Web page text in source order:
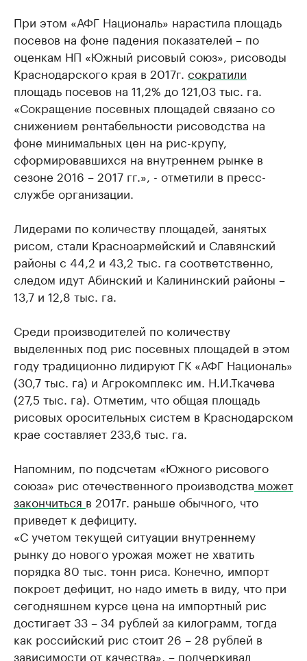
При этом «АФГ Националь» нарастила площадь
посевов на фоне падения показателей – по
оценкам НП «Южный рисовый союз», рисоводы
Краснодарского края в 2017г. сократили
площадь посевов на 11,2% до 121,03 тыс. га.
«Сокращение посевных площадей связано со
снижением рентабельности рисоводства на
фоне минимальных цен на рис-крупу,
сформировавшихся на внутреннем рынке в
сезоне 2016 – 2017 гг.», - отметили в пресс-
службе организации.
Лидерами по количеству площадей, занятых
рисом, стали Красноармейский и Славянский
районы с 44,2 и 43,2 тыс. га соответственно,
следом идут Абинский и Калининский районы –
13,7 и 12,8 тыс. га.
Среди производителей по количеству
выделенных под рис посевных площадей в этом
году традиционно лидируют ГК «АФГ Националь»
(30,7 тыс. га) и Агрокомплекс им. Н.И.Ткачева
(27,5 тыс. га). Отметим, что общая площадь
рисовых оросительных систем в Краснодарском
крае составляет 233,6 тыс. га.
Напомним, по подсчетам «Южного рисового
союза» рис отечественного производства может
закончиться в 2017г. раньше обычного, что
приведет к дефициту.
«С учетом текущей ситуации внутреннему
рынку до нового урожая может не хватить
порядка 80 тыс. тонн риса. Конечно, импорт
покроет дефицит, но надо иметь в виду, что при
сегодняшнем курсе цена на импортный рис
достигает 33 – 34 рублей за килограмм, тогда
как российский рис стоит 26 – 28 рублей в
зависимости от качества», – подчеркивал